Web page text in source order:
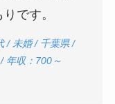
です。
/ 未婚 / 千葉県 /
年収：700～